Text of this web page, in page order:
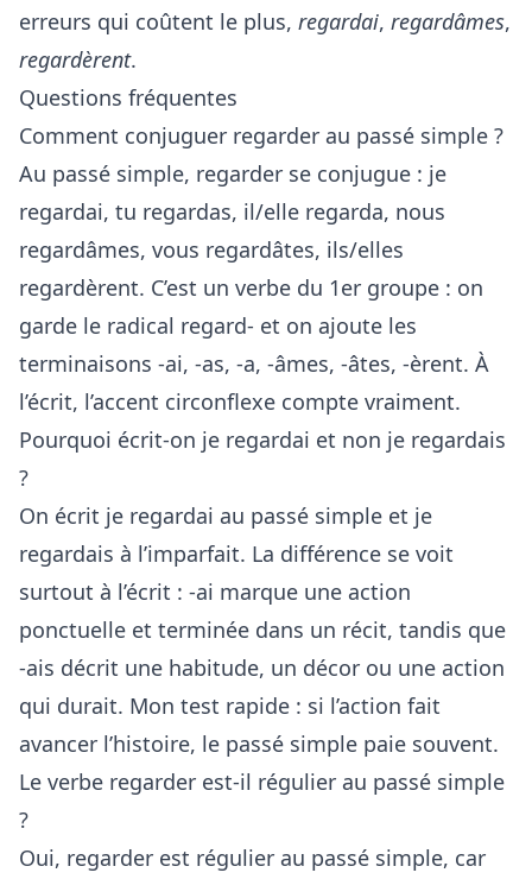
erreurs qui coûtent le plus, regardai, regardâmes,
regardèrent.
Questions fréquentes
Comment conjuguer regarder au passé simple ?
Au passé simple, regarder se conjugue : je
regardai, tu regardas, il/elle regarda, nous
regardâmes, vous regardâtes, ils/elles
regardèrent. C’est un verbe du 1er groupe : on
garde le radical regard- et on ajoute les
terminaisons -ai, -as, -a, -âmes, -âtes, -èrent. À
l’écrit, l’accent circonflexe compte vraiment.
Pourquoi écrit-on je regardai et non je regardais
?
On écrit je regardai au passé simple et je
regardais à l’imparfait. La différence se voit
surtout à l’écrit : -ai marque une action
ponctuelle et terminée dans un récit, tandis que
-ais décrit une habitude, un décor ou une action
qui durait. Mon test rapide : si l’action fait
avancer l’histoire, le passé simple paie souvent.
Le verbe regarder est-il régulier au passé simple
?
Oui, regarder est régulier au passé simple, car